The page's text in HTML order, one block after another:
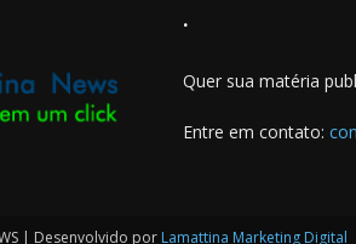
.
Quer sua matéria
Entre em contato:
| Desenvolvido por Lamattina Marketing Digital